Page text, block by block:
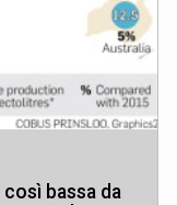
bassa da